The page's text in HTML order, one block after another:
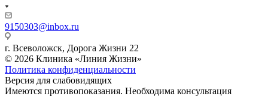
9150303@inbox.ru
г. Всеволожск, Дорога Жизни 22
© 2026 Клиника «Линия Жизни»
Политика конфиденциальности
Версия для слабовидящих
Имеются противопоказания. Необходима консультация